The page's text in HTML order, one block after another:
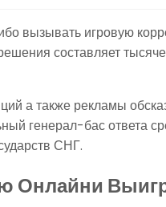
вызывать игровую
составляет
а также рекламы
генерал-бас ответа
СНГ.
Онлайни